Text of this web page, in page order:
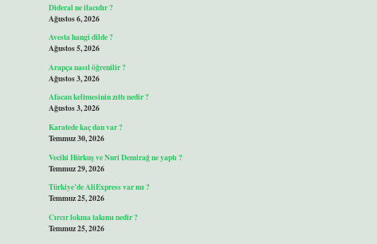
Dideral ne ilacıdır ?
Ağustos 6, 2026
Avesta hangi dilde ?
Ağustos 5, 2026
Arapça nasıl öğrenilir ?
Ağustos 3, 2026
Afacan kelimesinin zıttı nedir ?
Ağustos 3, 2026
Karatede kaç dan var ?
Temmuz 30, 2026
Vecihi Hürkuş ve Nuri Demirağ ne yaptı ?
Temmuz 29, 2026
Türkiye’de AliExpress var mı ?
Temmuz 25, 2026
Cırcır lokma takımı nedir ?
Temmuz 25, 2026